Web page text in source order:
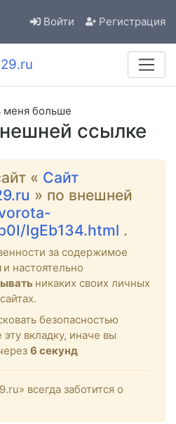
Войти Регистрация
ссылке
меня больше
« Сайт
» по внешней
IgEb134.html .
за содержимое
и настоятельно
никаких своих личных
безопасностью
вкладку, иначе вы
6 секунд
всегда заботится о